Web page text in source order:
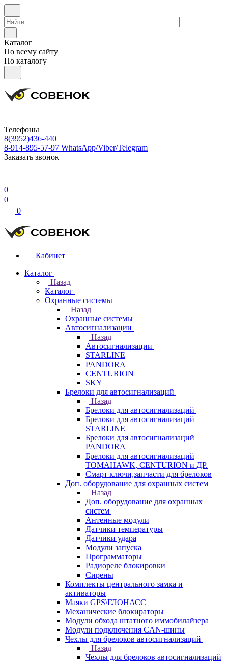
Каталог
По всему сайту
По каталогу
Телефоны
8(3952)436-440
8-914-895-57-97 WhatsApp/Viber/Telegram
Заказать звонок
0
0
0
Кабинет
Каталог
Назад
Каталог
Охранные системы
Назад
Охранные системы
Автосигнализации
Назад
Автосигнализации
STARLINE
PANDORA
CENTURION
SKY
Брелоки для автосигнализаций
Назад
Брелоки для автосигнализаций
Брелоки для автосигнализаций
STARLINE
Брелоки для автосигнализаций
PANDORA
Брелоки для автосигнализаций
TOMAHAWK, CENTURION и ДР.
Смарт ключи,запчасти для брелоков
Доп. оборудование для охранных систем
Назад
Доп. оборудование для охранных
систем
Антенные модули
Датчики температуры
Датчики удара
Модули запуска
Программаторы
Радиореле блокировки
Сирены
Комплекты центрального замка и
активаторы
Маяки GPS\ГЛОНАСС
Механические блокираторы
Модули обхода штатного иммобилайзера
Модули подключения CAN-шины
Чехлы для брелоков автосигнализаций
Назад
Чехлы для брелоков автосигнализаций